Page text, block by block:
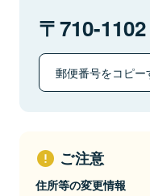
710-1102
郵便番号をコピー
ご注意
住所等の変更情報